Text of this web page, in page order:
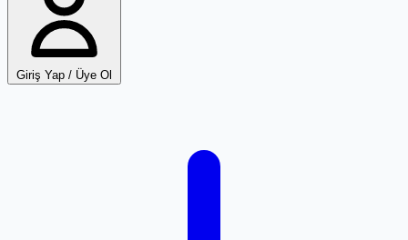
Giriş Yap / Üye Ol